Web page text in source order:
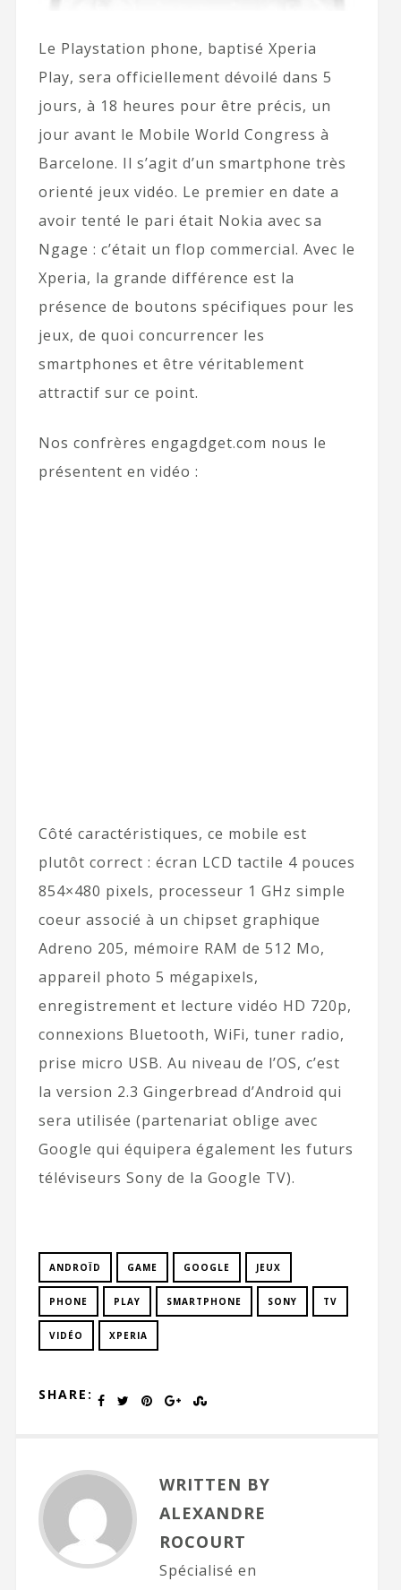
Le Playstation phone, baptisé Xperia
Play, sera officiellement dévoilé dans 5
jours, à 18 heures pour être précis, un
jour avant le Mobile World Congress à
Barcelone. Il s’agit d’un smartphone très
orienté jeux vidéo. Le premier en date a
avoir tenté le pari était Nokia avec sa
Ngage : c’était un flop commercial. Avec le
Xperia, la grande différence est la
présence de boutons spécifiques pour les
jeux, de quoi concurrencer les
smartphones et être véritablement
attractif sur ce point.
Nos confrères engagdget.com nous le
présentent en vidéo :
Côté caractéristiques, ce mobile est
plutôt correct : écran LCD tactile 4 pouces
854×480 pixels, processeur 1 GHz simple
coeur associé à un chipset graphique
Adreno 205, mémoire RAM de 512 Mo,
appareil photo 5 mégapixels,
enregistrement et lecture vidéo HD 720p,
connexions Bluetooth, WiFi, tuner radio,
prise micro USB. Au niveau de l’OS, c’est
la version 2.3 Gingerbread d’Android qui
sera utilisée (partenariat oblige avec
Google qui équipera également les futurs
téléviseurs Sony de la Google TV).
ANDROÏD GAME GOOGLE JEUX
PHONE PLAY SMARTPHONE SONY TV
VIDÉO XPERIA
SHARE:
WRITTEN BY
ALEXANDRE
ROCOURT
Spécialisé en